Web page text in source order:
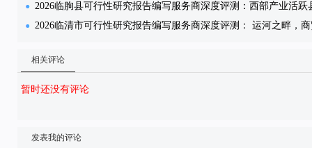
2026临朐县可行性研究报告编写服务商深度评测：西部产业活跃
2026临清市可行性研究报告编写服务商深度评测： 运河之畔，
相关评论
暂时还没有评论
发表我的评论